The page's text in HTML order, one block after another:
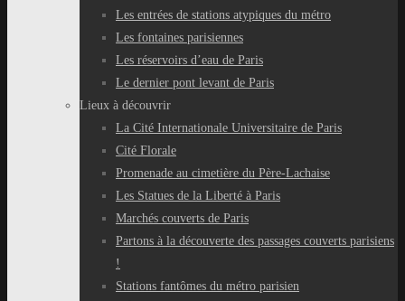
Les entrées de stations atypiques du métro
Les fontaines parisiennes
Les réservoirs d’eau de Paris
Le dernier pont levant de Paris
Lieux à découvrir
La Cité Internationale Universitaire de Paris
Cité Florale
Promenade au cimetière du Père-Lachaise
Les Statues de la Liberté à Paris
Marchés couverts de Paris
Partons à la découverte des passages couverts parisiens
!
Stations fantômes du métro parisien